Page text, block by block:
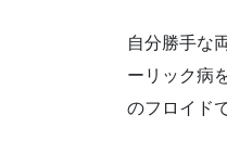
自分勝手な
ーリック病
のフロイド